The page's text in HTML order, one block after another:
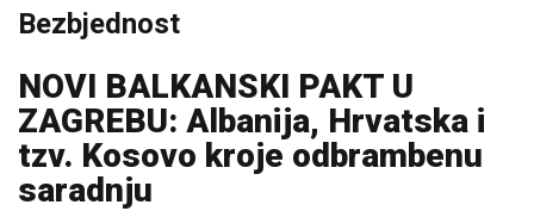
Bezbjednost
NOVI BALKANSKI PAKT U
ZAGREBU: Albanija, Hrvatska i
tzv. Kosovo kroje odbrambenu
saradnju